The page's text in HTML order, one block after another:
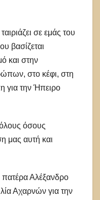
σε εμάς του
βασίζεται
και στην
στο κέφι, στη
για την Ήπειρο
όσους
μας αυτή και
πατέρα Αλέξανδρο
Αχαρνών για την